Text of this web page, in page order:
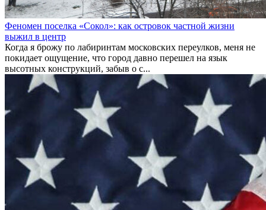
Феномен поселка «Сокол»: как островок частной жизни
выжил в центр
Когда я брожу по лабиринтам московских переулков, меня не
покидает ощущение, что город давно перешел на язык
высотных конструкций, забыв о с...